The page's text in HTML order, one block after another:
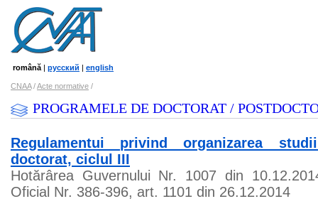
română | русский | english
CNAA/Acte normative /
PROGRAMELE DE DOCTORAT /
Regulamentui privind organizarea
doctorat, ciclul III
Hotărârea Guvernului Nr. 1007 din
Oficial Nr. 386-396, art. 1101 din 26.12.2014